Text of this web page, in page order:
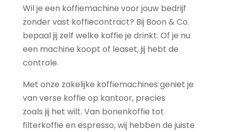
Wil je een koffiemachine voor jouw bedrijf
zonder vast koffiecontract? Bij Boon & Co.
bepaal jij zelf welke koffie je drinkt. Of je nu
een machine koopt of leaset, jij hebt de
controle.
Met onze zakelijke koffiemachines geniet je
van verse koffie op kantoor, precies
zoals jij het wilt. Van bonenkoffie tot
filterkoffie en espresso, wij hebben de juiste